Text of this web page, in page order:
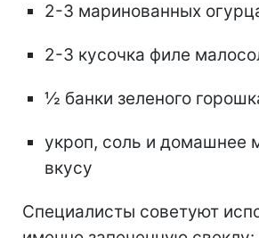
2-3 маринованных
2-3 кусочка филе
½ банки зеленого
укроп, соль и домашнее
вкусу
Специалисты советуют